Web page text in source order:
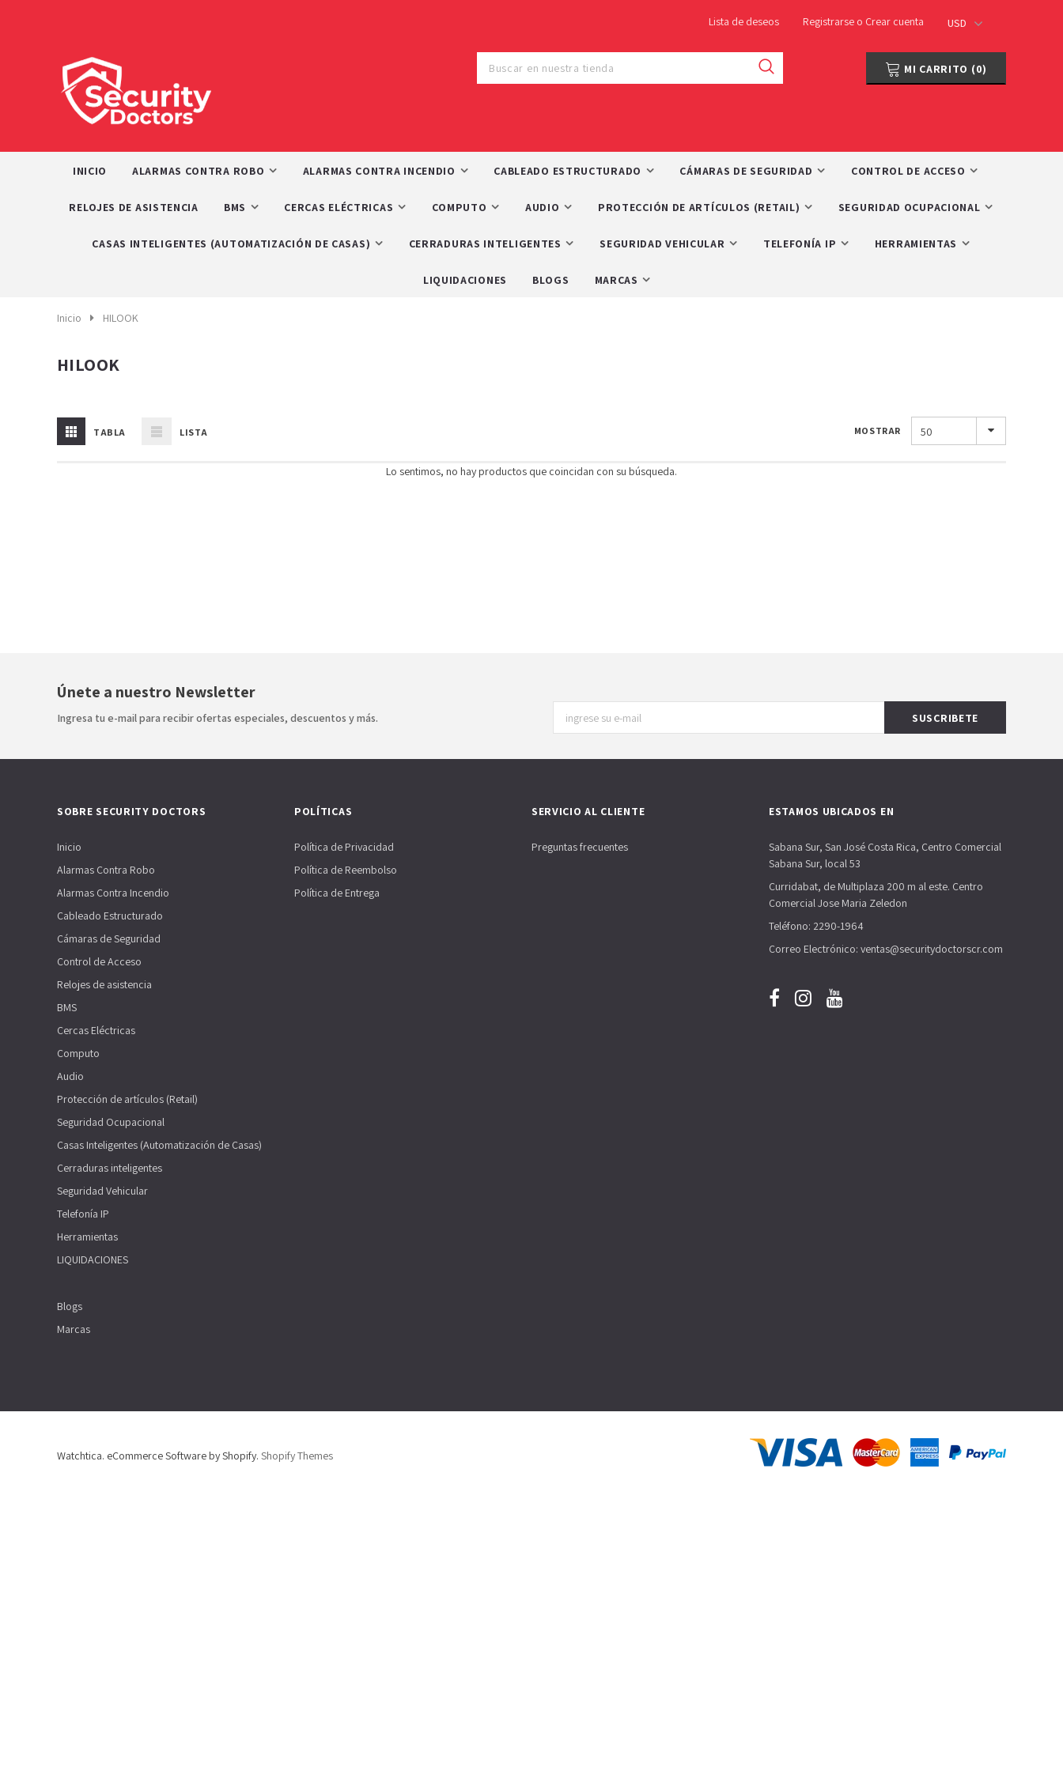
Lista de deseos Registrarse o Crear cuenta USD
MI CARRITO (0)
INICIO ALARMAS CONTRA ROBO ALARMAS CONTRA INCENDIO CABLEADO ESTRUCTURADO CÁMARAS DE SEGURIDAD CONTROL DE ACCESO
RELOJES DE ASISTENCIA BMS CERCAS ELÉCTRICAS COMPUTO AUDIO PROTECCIÓN DE ARTÍCULOS (RETAIL) SEGURIDAD OCUPACIONAL
CASAS INTELIGENTES (AUTOMATIZACIÓN DE CASAS) CERRADURAS INTELIGENTES SEGURIDAD VEHICULAR TELEFONÍA IP HERRAMIENTAS
LIQUIDACIONES BLOGS MARCAS
Inicio HILOOK
HILOOK
TABLA LISTA MOSTRAR 50
Lo sentimos, no hay productos que coincidan con su búsqueda.
Únete a nuestro Newsletter
Ingresa tu e-mail para recibir ofertas especiales, descuentos y más.
SOBRE SECURITY DOCTORS
Inicio
Alarmas Contra Robo
Alarmas Contra Incendio
Cableado Estructurado
Cámaras de Seguridad
Control de Acceso
Relojes de asistencia
BMS
Cercas Eléctricas
Computo
Audio
Protección de artículos (Retail)
Seguridad Ocupacional
Casas Inteligentes (Automatización de Casas)
Cerraduras inteligentes
Seguridad Vehicular
Telefonía IP
Herramientas
LIQUIDACIONES
Blogs
Marcas
POLÍTICAS
Política de Privacidad
Política de Reembolso
Política de Entrega
SERVICIO AL CLIENTE
Preguntas frecuentes
ESTAMOS UBICADOS EN
Sabana Sur, San José Costa Rica, Centro Comercial
Sabana Sur, local 53
Curridabat, de Multiplaza 200 m al este. Centro
Comercial Jose Maria Zeledon
Teléfono: 2290-1964
Correo Electrónico: ventas@securitydoctorscr.com
Watchtica. eCommerce Software by Shopify. Shopify Themes